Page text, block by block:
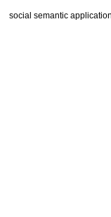
social semantic